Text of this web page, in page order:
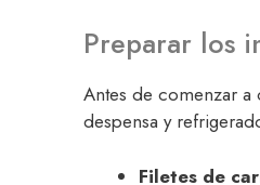
Preparar los
Antes de comenzar a
despensa y
Filetes de